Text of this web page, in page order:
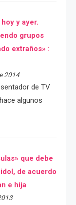
y ayer.
grupos
extraños» :
2014
de TV
algunos
que debe
de acuerdo
e hija